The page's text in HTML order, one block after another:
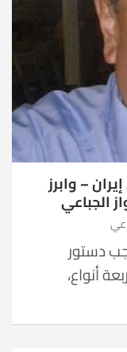
– وابرز
الجباعي
دستور
أنواع،